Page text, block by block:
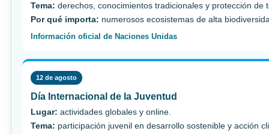
Tema: derechos, conocimientos tradicionales y protección de
Por qué importa: numerosos ecosistemas de alta
Información oficial de Naciones Unidas
12 de agosto
Día Internacional de la Juventud
Lugar: actividades globales y online.
Tema: participación juvenil en desarrollo sostenible y acción